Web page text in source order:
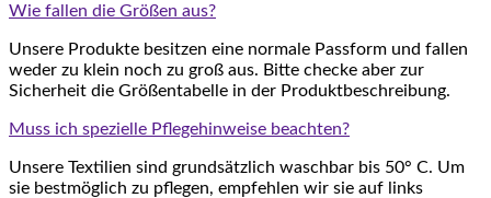
Wie fallen die Größen aus?
Unsere Produkte besitzen eine normale Passform und fallen
weder zu klein noch zu groß aus. Bitte checke aber zur
Sicherheit die Größentabelle in der Produktbeschreibung.
Muss ich spezielle Pflegehinweise beachten?
Unsere Textilien sind grundsätzlich waschbar bis 50° C. Um
sie bestmöglich zu pflegen, empfehlen wir sie auf links